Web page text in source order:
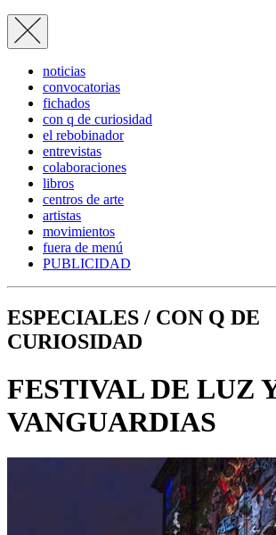
noticias
convocatorias
fichados
con q de curiosidad
el rebobinador
entrevistas
colaboraciones
libros
centros de arte
artistas
movimientos
fuera de menú
PUBLICIDAD
ESPECIALES / CON Q DE
CURIOSIDAD
FESTIVAL DE LUZ
VANGUARDIAS